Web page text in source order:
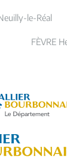
le-Réal
FÈVRE
Allier, le